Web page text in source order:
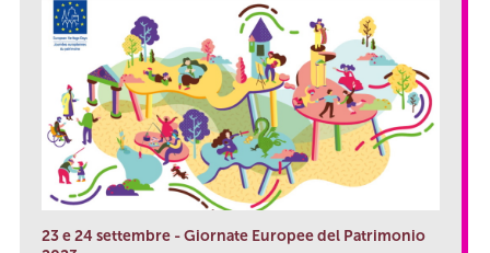
23 e 24 settembre - Giornate Europee del Patrimonio